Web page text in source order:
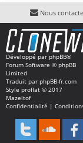
Nous
Développé par phpBB®
Forum Software © phpBB
Limited
Traduit par phpBB-fr.com
Style proflat © 2017
Mazeltof
Confidentialité |